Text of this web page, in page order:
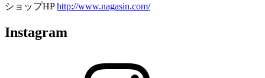
ショップHPhttp://www.nagasin.com/
Instagram